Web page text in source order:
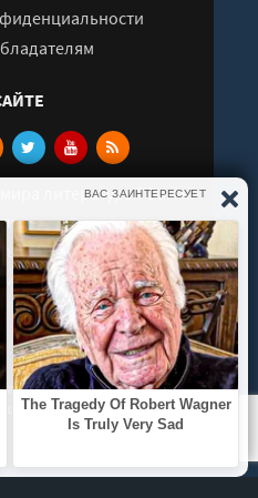
литературы? Вам к
как новые так и
и поделиться с
аудиокнигами!
audio.net. Все права